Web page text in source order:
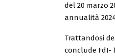
del 20 marzo
annualità
Trattandosi
conclude FdI-